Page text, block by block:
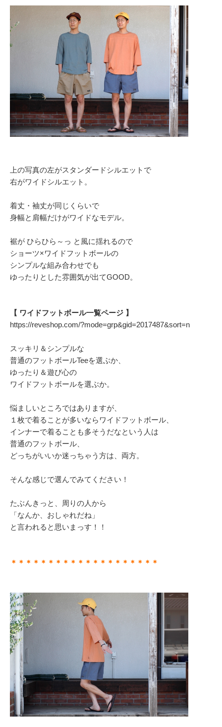
上の写真の左がスタンダードシルエットで
右がワイドシルエット。
着丈・袖丈が同じくらいで
身幅と肩幅だけがワイドなモデル。
裾が ひらひら～っ と風に揺れるので
ショーツ×ワイドフットボールの
シンプルな組み合わせでも
ゆったりとした雰囲気が出てGOOD。
【 ワイドフットボール一覧ページ 】
https://reveshop.com/?mode=grp&gid=2017487&sort=n
スッキリ＆シンプルな
普通のフットボールTeeを選ぶか、
ゆったり＆遊び心の
ワイドフットボールを選ぶか。
悩ましいところではありますが、
１枚で着ることが多いならワイドフットボール、
インナーで着ることも多そうだなという人は
普通のフットボール、
どっちがいいか迷っちゃう方は、両方。
そんな感じで選んでみてください！
たぶんきっと、周りの人から
「なんか、おしゃれだね」
と言われると思いまっす！！
＊＊＊＊＊＊＊＊＊＊＊＊＊＊＊＊＊＊＊＊